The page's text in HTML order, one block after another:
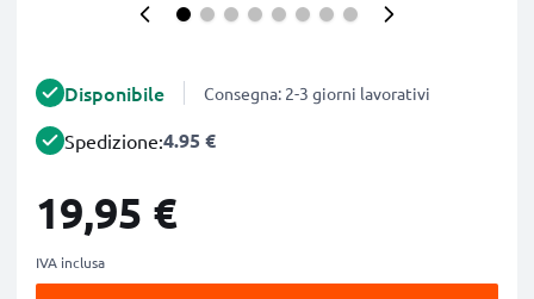
Disponibile Consegna: 2-3 giorni lavorativi
Spedizione:4.95 €
19,95 €
IVA inclusa